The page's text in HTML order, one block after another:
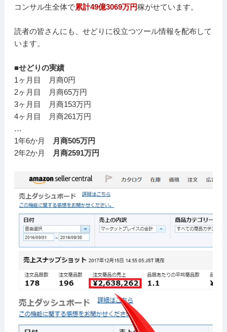
コンサル生全体で累計49億3069万円稼がせています。
読者の皆さんにも、せどりに役立つツール情報を配布して
います。
■せどりの実績
1ヶ月目 月商0円
2ヶ月目 月商65万円
3ヶ月目 月商153万円
4ヶ月目 月商261万円
…
1年6か月
月商505万円
2年2か月
月商2591万円